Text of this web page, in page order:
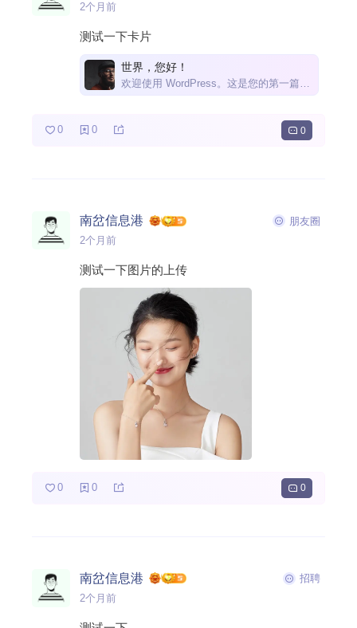
2个月前
测试一下卡片
世界，您好！
欢迎使用 WordPress。这是您的第一篇文章。编辑或删除它，然后开始写作吧！
0 0 0
南岔信息港
朋友圈
2个月前
测试一下图片的上传
0 0 0
南岔信息港
招聘
2个月前